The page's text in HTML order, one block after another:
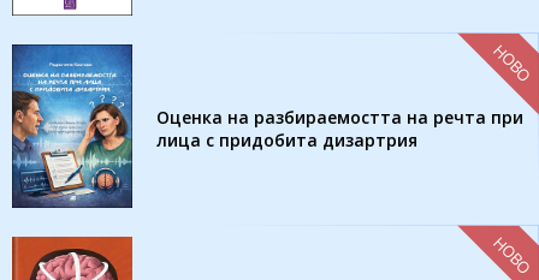
Оценка на разбираемостта на речта при
лица с придобита дизартрия
НОВО
НОВО